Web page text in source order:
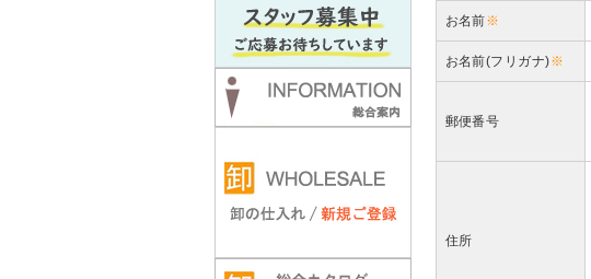
お名前※
お名前(フリガナ)※
郵便番号
住所